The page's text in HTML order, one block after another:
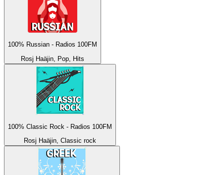
100% Russian - Radios 100FM
Rosj Haäjin, Pop, Hits
100% Classic Rock - Radios 100FM
Rosj Haäjin, Classic rock